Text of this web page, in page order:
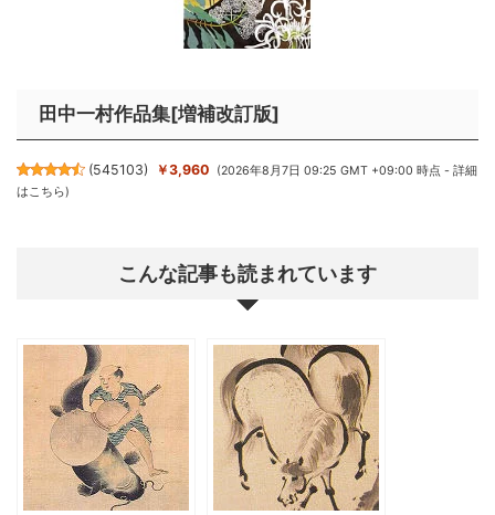
田中一村作品集[増補改訂版]
(545103) ￥3,960 (2026年8月7日 09:25 GMT +09:00 時点 -詳細
はこちら)
こんな記事も読まれています